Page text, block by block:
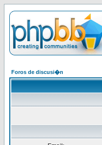
Foros de discusi�n